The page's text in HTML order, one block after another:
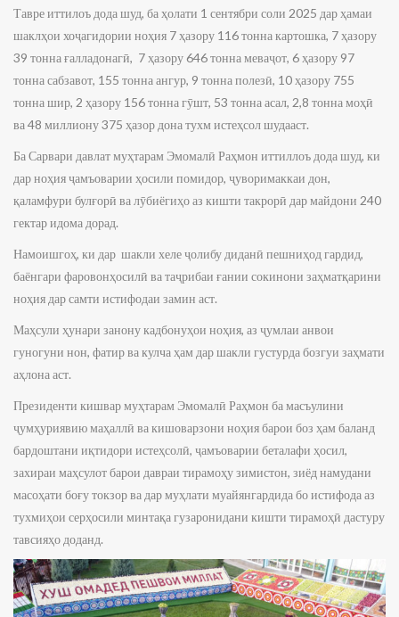
Тавре иттилоъ дода шуд, ба ҳолати 1 сентябри соли 2025 дар ҳамаи
шаклҳои хоҷагидории ноҳия 7 ҳазору 116 тонна картошка, 7 ҳазору
39 тонна ғалладонагӣ, 7 ҳазору 646 тонна меваҷот, 6 ҳазору 97
тонна сабзавот, 155 тонна ангур, 9 тонна полезӣ, 10 ҳазору 755
тонна шир, 2 ҳазору 156 тонна гӯшт, 53 тонна асал, 2,8 тонна моҳӣ
ва 48 миллиону 375 ҳазор дона тухм истеҳсол шудааст.
Ба Сарвари давлат муҳтарам Эмомалӣ Раҳмон иттиллоъ дода шуд, ки
дар ноҳия ҷамъоварии ҳосили помидор, ҷуворимаккаи дон,
қаламфури булғорӣ ва лӯбиёгиҳо аз кишти такрорӣ дар майдони 240
гектар идома дорад.
Намоишгоҳ, ки дар шакли хеле ҷолибу диданӣ пешниҳод гардид,
баёнгари фаровонҳосилӣ ва таҷрибаи ғании сокинони заҳматқарини
ноҳия дар самти истифодаи замин аст.
Маҳсули ҳунари занону кадбонуҳои ноҳия, аз ҷумлаи анвои
гуногуни нон, фатир ва кулча ҳам дар шакли густурда бозгуи заҳмати
аҳлона аст.
Президенти кишвар муҳтарам Эмомалӣ Раҳмон ба масъулини
ҷумҳуриявию маҳаллӣ ва кишоварзони ноҳия барои боз ҳам баланд
бардоштани иқтидори истеҳсолӣ, ҷамъоварии беталафи ҳосил,
захираи маҳсулот барои давраи тирамоҳу зимистон, зиёд намудани
масоҳати боғу токзор ва дар муҳлати муайянгардида бо истифода аз
тухмиҳои серҳосили минтақа гузаронидани кишти тирамоҳӣ дастуру
тавсияҳо доданд.